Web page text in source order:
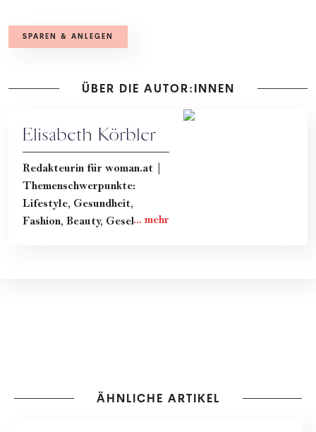
SPAREN & ANLEGEN
ÜBER DIE AUTOR:INNEN
Elisabeth Körbler
Redakteurin für woman.at |
Themenschwerpunkte:
Lifestyle, Gesundheit,
Fashion, Beauty, Gesellschaft
ÄHNLICHE ARTIKEL